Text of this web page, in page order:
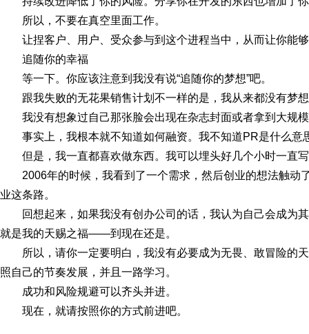
所以，不要在真空里面工作。
让捏客户、用户、受众参与到这个进程当中，从而让你能
追随你的幸福
等一下。你应该注意到我没有说“追随你的梦想”吧。
跟我失败的无花果销售计划不一样的是，我从来都没有梦
我没有想象过自己那张脸会出现在杂志封面或者拿到大规
事实上，我根本就不知道如何融资。我不知道PR是什么意
但是，我一直都喜欢做东西。我可以埋头好几个小时一直
2006年的时候，我看到了一个需求，然后创业的想法触动
业这条路。
回想起来，如果我没有创办公司的话，我认为自己会成为
就是我的天赐之福——到现在还是。
所以，请你一定要明白，我没有必要成为无畏、敢冒险的
照自己的节奏发展，并且一路学习。
成功和风险规避可以齐头并进。
现在，就请按照你的方式前进吧。